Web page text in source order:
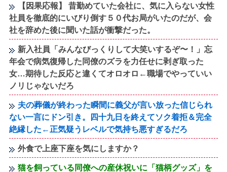
【因果応報】 昔勤めていた会社に、気に入らない女性
社員を徹底的にいびり倒す５０代お局がいたのだが、会
社を辞めた後に聞いた話が衝撃だった。
新入社員「みんなびっくりして大笑いするぞ〜！」忘
年会で病気復帰した同僚のズラを力任せに剥ぎ取った
女…期待した反応と違くてオロオロ←職場でやっていい
ノリじゃないだろ
夫の葬儀が終わった瞬間に義父が言い放った信じられ
ない一言にドン引き。四十九日を終えてソク着拒＆完全
絶縁した←正気疑うレベルで気持ち悪すぎるだろ
外食で上座下座を気にしますか？
猫を飼っている同僚への産休祝いに「猫柄グッズ」を